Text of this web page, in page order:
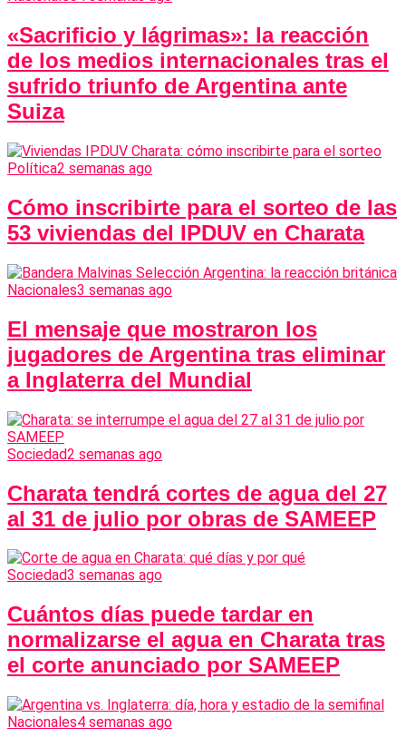
«Sacrificio y lágrimas»: la reacción
de los medios internacionales tras el
sufrido triunfo de Argentina ante
Suiza
Política2 semanas ago
Cómo inscribirte para el sorteo de las
53 viviendas del IPDUV en Charata
Nacionales3 semanas ago
El mensaje que mostraron los
jugadores de Argentina tras eliminar
a Inglaterra del Mundial
Sociedad2 semanas ago
Charata tendrá cortes de agua del 27
al 31 de julio por obras de SAMEEP
Sociedad3 semanas ago
Cuántos días puede tardar en
normalizarse el agua en Charata tras
el corte anunciado por SAMEEP
Nacionales4 semanas ago